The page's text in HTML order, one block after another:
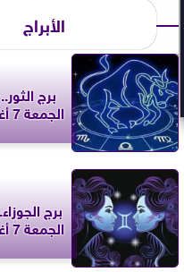
الأبراج
برج
الجمعة 7 أغسطس 2026
برج
الجمعة 7 أغسطس 2026